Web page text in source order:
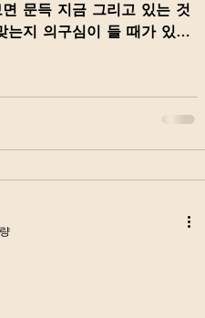
문득 지금 그리고 있는 것
지 의구심이 들 때가 있어